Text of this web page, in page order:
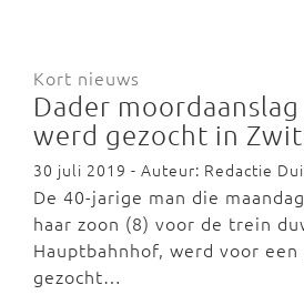
Kort nieuws
Dader
werd gezocht in
30 juli 2019 - Auteur: Redactie
De 40-jarige man die
haar zoon (8) voor de trein
Hauptbahnhof, werd voor
gezocht…